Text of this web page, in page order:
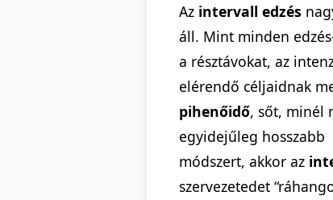
Az intervall edzés
áll. Mint minden
a résztávokat, az
elérendő céljaidnak
pihenőidő, sőt, minél
egyidejűleg hosszabb
módszert, akkor az
szervezetedet